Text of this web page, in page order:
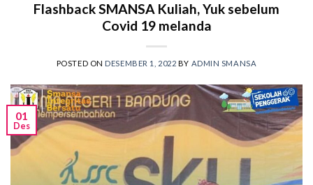
Flashback SMANSA Kuliah, Yuk sebelum
Covid 19 melanda
POSTED ON DESEMBER 1, 2022 BY ADMIN SMANSA
01
Des